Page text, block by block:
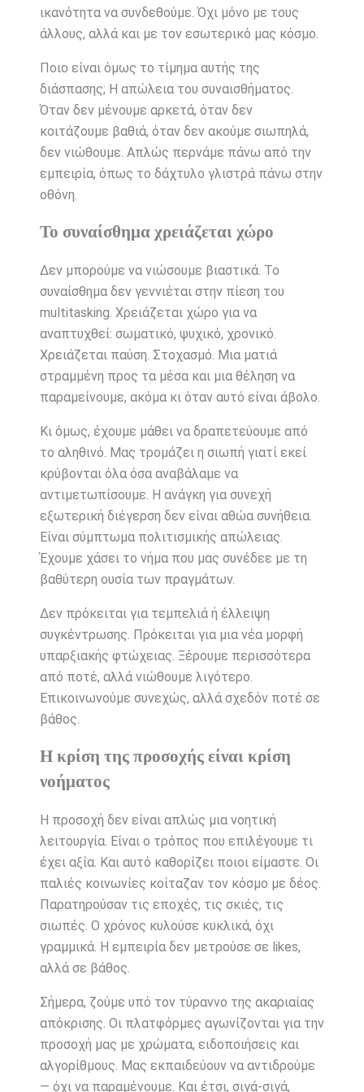
ικανότητα να συνδεθούμε. Όχι μόνο με τους
άλλους, αλλά και με τον εσωτερικό μας κόσμο.
Ποιο είναι όμως το τίμημα αυτής της
διάσπασης; Η απώλεια του συναισθήματος.
Όταν δεν μένουμε αρκετά, όταν δεν
κοιτάζουμε βαθιά, όταν δεν ακούμε σιωπηλά,
δεν νιώθουμε. Απλώς περνάμε πάνω από την
εμπειρία, όπως το δάχτυλο γλιστρά πάνω στην
οθόνη.
Το συναίσθημα χρειάζεται χώρο
Δεν μπορούμε να νιώσουμε βιαστικά. Το
συναίσθημα δεν γεννιέται στην πίεση του
multitasking. Χρειάζεται χώρο για να
αναπτυχθεί: σωματικό, ψυχικό, χρονικό.
Χρειάζεται παύση. Στοχασμό. Μια ματιά
στραμμένη προς τα μέσα και μια θέληση να
παραμείνουμε, ακόμα κι όταν αυτό είναι άβολο.
Κι όμως, έχουμε μάθει να δραπετεύουμε από
το αληθινό. Μας τρομάζει η σιωπή γιατί εκεί
κρύβονται όλα όσα αναβάλαμε να
αντιμετωπίσουμε. Η ανάγκη για συνεχή
εξωτερική διέγερση δεν είναι αθώα συνήθεια.
Είναι σύμπτωμα πολιτισμικής απώλειας.
Έχουμε χάσει το νήμα που μας συνέδεε με τη
βαθύτερη ουσία των πραγμάτων.
Δεν πρόκειται για τεμπελιά ή έλλειψη
συγκέντρωσης. Πρόκειται για μια νέα μορφή
υπαρξιακής φτώχειας. Ξέρουμε περισσότερα
από ποτέ, αλλά νιώθουμε λιγότερο.
Επικοινωνούμε συνεχώς, αλλά σχεδόν ποτέ σε
βάθος.
Η κρίση της προσοχής είναι κρίση
νοήματος
Η προσοχή δεν είναι απλώς μια νοητική
λειτουργία. Είναι ο τρόπος που επιλέγουμε τι
έχει αξία. Και αυτό καθορίζει ποιοι είμαστε. Οι
παλιές κοινωνίες κοίταζαν τον κόσμο με δέος.
Παρατηρούσαν τις εποχές, τις σκιές, τις
σιωπές. Ο χρόνος κυλούσε κυκλικά, όχι
γραμμικά. Η εμπειρία δεν μετρούσε σε likes,
αλλά σε βάθος.
Σήμερα, ζούμε υπό τον τύραννο της ακαριαίας
απόκρισης. Οι πλατφόρμες αγωνίζονται για την
προσοχή μας με χρώματα, ειδοποιήσεις και
αλγορίθμους. Μας εκπαιδεύουν να αντιδρούμε
— όχι να παραμένουμε. Και έτσι, σιγά-σιγά,